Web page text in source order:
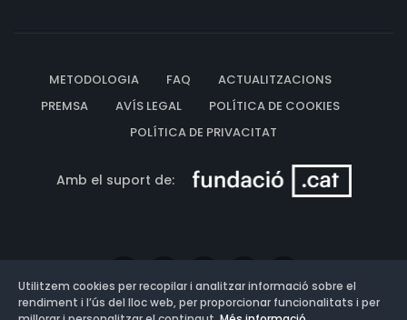
METODOLOGIA FAQ
ACTUALITZACIONS
PREMSA
AVÍS LEGAL
POLÍTICA DE COOKIES
POLÍTICA DE PRIVACITAT
Amb el suport de:
Utilitzem cookies per recopilar i analitzar informació sobre el
rendiment i l’ús del lloc web, per proporcionar funcionalitats i per